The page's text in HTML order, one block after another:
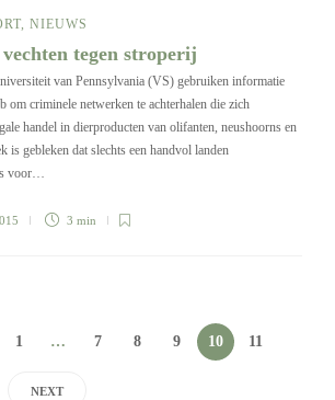
, NIEUWS
tegen stroperij
van Pennsylvania (VS) gebruiken informatie
om criminele netwerken te achterhalen die zich
handel in dierproducten van olifanten, neushoorns en
is gebleken dat slechts een handvol landen
voor…
3 min
1 … 7 8 9 10 11
NEXT